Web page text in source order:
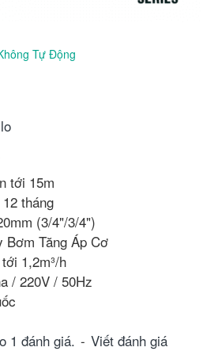
Tự Động
tới 15m
tháng
(3/4"/3/4")
Bơm Tăng Áp Cơ
1,2m³/h
/ 220V / 50Hz
1 đánh giá. - Viết đánh giá